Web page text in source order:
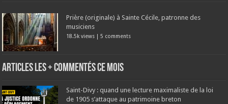
Prière (originale) à Sainte Cécile, patronne des
musiciens
18.5k views |5 comments
Articles les + commentés ce mois
Saint-Divy : quand une lecture maximaliste de la loi
de 1905 s’attaque au patrimoine breton